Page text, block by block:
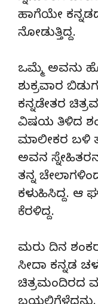
ಹಾಗೆಯೇ
ನೋಡುತ್ತಿದ್ದ.
ಒಮ್ಮೆ ಅವನು
ಶುಕ್ರವಾರ
ಕನ್ನಡೇತರ
ವಿಷಯ ತಿಳಿದ
ಮಾಲೀಕರ ಬಳಿ
ಅವನ
ತನ್ನ
ಕಳುಹಿಸಿದ್ದ.
ಕೆರಳಿದ್ದ.
ಮರು ದಿನ
ಸೀದಾ ಕನ್ನಡ
ಚಿತ್ರಮಂದಿರದ